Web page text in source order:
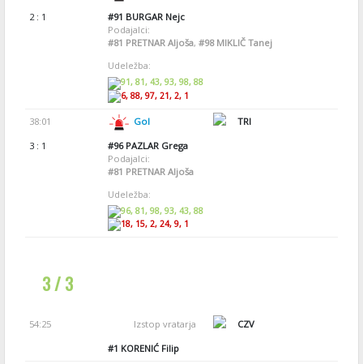
2 : 1
#91 BURGAR Nejc
Podajalci:
#81 PRETNAR Aljoša, #98MIKLIČ Tanej
Udeležba:
91, 81, 43, 93, 98, 88
6, 88, 97, 21, 2, 1
38:01 Gol
TRI
3 : 1
#96PAZLAR Grega
Podajalci:
#81 PRETNAR Aljoša
Udeležba:
96, 81, 98, 93, 43, 88
18, 15, 2, 24, 9, 1
3 / 3
54:25 Izstop vratarja
CZV
#1 KORENIĆ Filip